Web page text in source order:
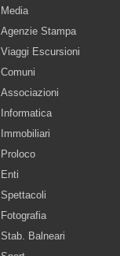
Media
Agenzie Stampa
Viaggi Escursioni
Comuni
Associazioni
Informatica
Immobiliari
Proloco
Enti
Spettacoli
Fotografia
Stab. Balneari